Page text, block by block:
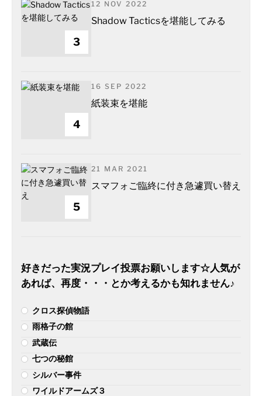
3
12 NOV 2022
Shadow Tacticsを堪能してみる
4
16 SEP 2022
紙装束を堪能
5
21 MAR 2021
スマフォご臨終に付き急遽買い替え
好きだった実況プレイ投票お願いします☆人気が
あれば、再度・・・とか考えるかも知れません♪
クロス探偵物語
雨格子の館
武蔵伝
七つの秘館
シルバー事件
ワイルドアームズ３